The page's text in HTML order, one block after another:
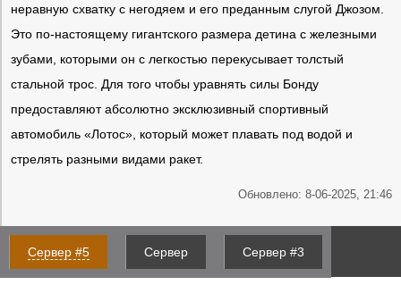
неравную схватку с негодяем и его преданным слугой Джозом.
Это по-настоящему гигантского размера детина с железными
зубами, которыми он с легкостью перекусывает толстый
стальной трос. Для того чтобы уравнять силы Бонду
предоставляют абсолютно эксклюзивный спортивный
автомобиль «Лотос», который может плавать под водой и
стрелять разными видами ракет.
Обновлено: 8-06-2025, 21:46
Сервер #5 Сервер Сервер #3